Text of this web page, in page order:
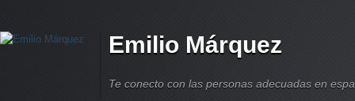
Emilio Márquez
Te conecto con las personas adecuadas en